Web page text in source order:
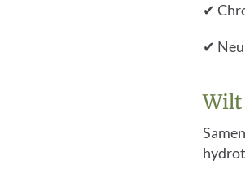
✔
✔
Wilt